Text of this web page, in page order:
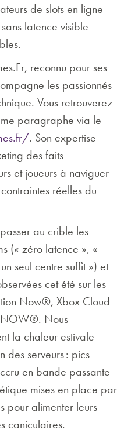
de slots en ligne
latence visible
reconnu pour ses
les passionnés
Vous retrouverez
paragraphe via le
. Son expertise
des faits
et joueurs à naviguer
réelles du
au crible les
(« zéro latence », «
seul centre suffit ») et
cet été sur les
Now®, Xbox Cloud
Nous
la chaleur estivale
des serveurs : pics
en bande passante
mises en place par
pour alimenter leurs
caniculaires.